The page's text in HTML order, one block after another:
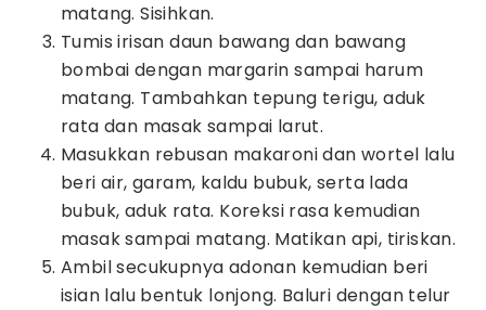
matang. Sisihkan.
Tumis irisan daun bawang dan bawang
bombai dengan margarin sampai harum
matang. Tambahkan tepung terigu, aduk
rata dan masak sampai larut.
Masukkan rebusan makaroni dan wortel lalu
beri air, garam, kaldu bubuk, serta lada
bubuk, aduk rata. Koreksi rasa kemudian
masak sampai matang. Matikan api, tiriskan.
Ambil secukupnya adonan kemudian beri
isian lalu bentuk lonjong. Baluri dengan telur